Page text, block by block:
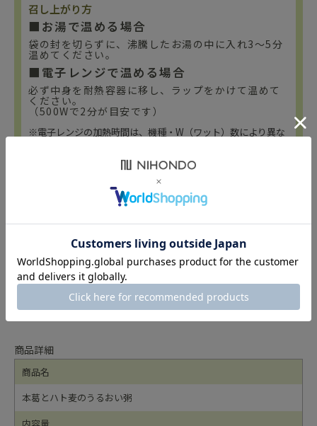
召し上がり方
■お湯で温める場合
袋の封を切らずに、沸騰したお湯の中に入れ3～5分
温めてください。
■電子レンジで温める場合
必ず中身を耐熱容器に移し、ラップをかけて温めて
ください。
（500Wで2分が目安です）
※電子レンジの加熱時間は、機種・W（ワット）数により異な
商品詳細
商品名
本葛とハト麦のうるおい粥